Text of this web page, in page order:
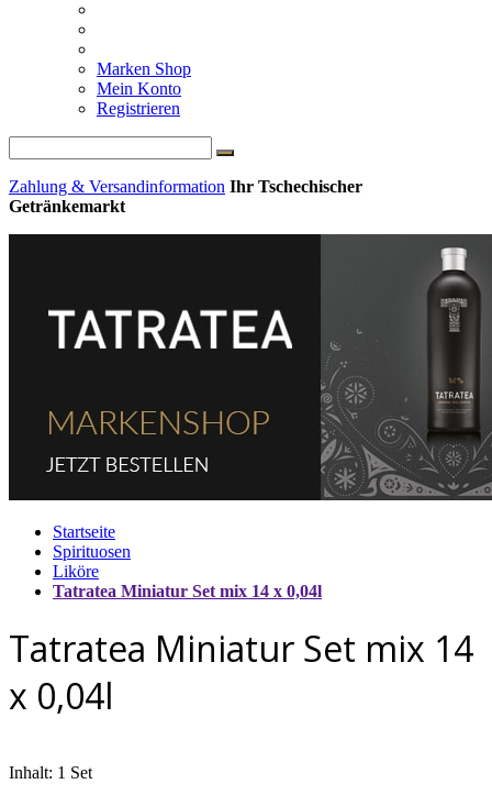
Marken Shop
Mein Konto
Registrieren
Zahlung & Versandinformation Ihr Tschechischer
Getränkemarkt
Startseite
Spirituosen
Liköre
Tatratea Miniatur Set mix 14 x 0,04l
Tatratea Miniatur Set mix 14
x 0,04l
Inhalt: 1 Set